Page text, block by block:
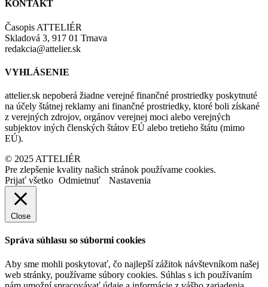
KONTAKT
Časopis ATTELIÉR
Skladová 3, 917 01 Trnava
redakcia@attelier.sk
VYHLÁSENIE
attelier.sk nepoberá žiadne verejné finančné prostriedky poskytnuté
na účely štátnej reklamy ani finančné prostriedky, ktoré boli získané
z verejných zdrojov, orgánov verejnej moci alebo verejných
subjektov iných členských štátov EÚ alebo tretieho štátu (mimo
EÚ).
© 2025 ATTELIÉR
Pre zlepšenie kvality našich stránok používame cookies.
Prijať všetko Odmietnuť Nastavenia
Close
Správa súhlasu so súbormi cookies
Aby sme mohli poskytovať, čo najlepší zážitok návštevníkom našej
web stránky, používame súbory cookies. Súhlas s ich používaním